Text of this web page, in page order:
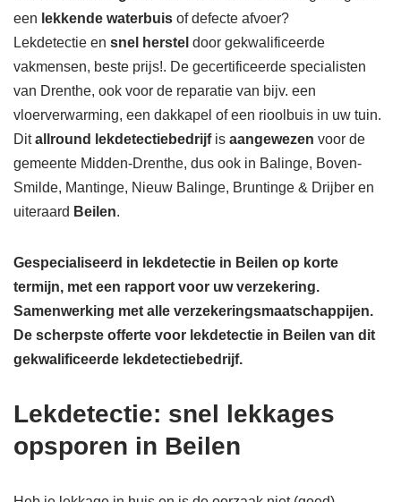
een lekkende waterbuis of defecte afvoer?
Lekdetectie en snel herstel door gekwalificeerde
vakmensen, beste prijs!. De gecertificeerde specialisten
van Drenthe, ook voor de reparatie van bijv. een
vloerverwarming, een dakkapel of een rioolbuis in uw tuin.
Ditallround lekdetectiebedrijfis aangewezen voor de
gemeente Midden-Drenthe, dus ook in Balinge, Boven-
Smilde, Mantinge, Nieuw Balinge, Bruntinge & Drijber en
uiteraard Beilen.
Gespecialiseerd in lekdetectie in Beilen op korte
termijn, met een rapport voor uw verzekering.
Samenwerking met alle verzekeringsmaatschappijen.
De scherpste offerte voor lekdetectie in Beilen van dit
gekwalificeerde lekdetectiebedrijf.
Lekdetectie: snel lekkages
opsporen in Beilen